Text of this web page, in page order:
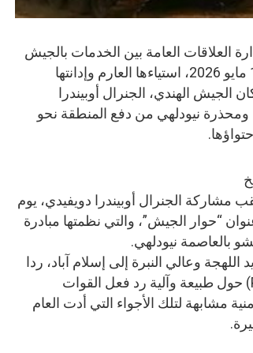
الاخباري، 17 مايو 2026، أبدت إدارة العلاقات العامة بين الخدمات بالجيش
الباكستاني، في بيان شديد اللهجة صدر يوم الأحد 17 مايو 2026، استياءها العارم وإدانتها
الجيش الهندي، الجنرال أوبيندرا
ومحذرة نيودلهي من دفع المنطقة نحو
مشاركة الجنرال أوبيندرا دويفيدي، يوم
“حوار الجيش”، والتي نظمتها مبادرة
بالعاصمة نيودلهي.
وعالي النبرة إلى إسلام آباد، ردا
على سؤال وجهته وكالة الأنباء الهندية الرسمية (PTI) حول طبيعة وآلية رد فعل القوات
مشابهة لتلك الأجواء التي أدت العام